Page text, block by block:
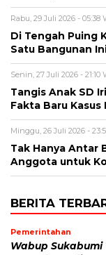
Rabu, 29 Juli 2026 - 05:38
Di Tengah Puing
Satu Bangunan
Senin, 27 Juli 2026 - 21:10
Tangis Anak SD
Fakta Baru
Minggu, 26 Juli 2026 -
Tak Hanya Antar
Anggota untuk
BERITA
Pemerintahan
Wabup Sukabumi